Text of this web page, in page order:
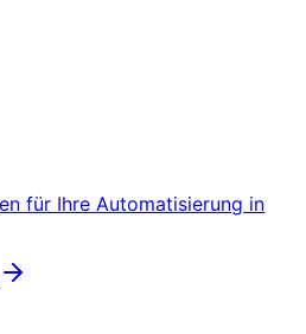
für Ihre Automatisierung in